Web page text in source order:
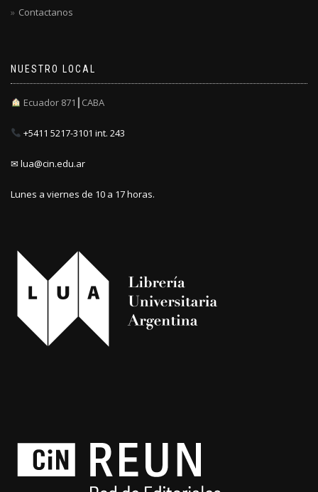
Contactanos
NUESTRO LOCAL
Ecuador 871┃CABA
+5411 5217-3101 int. 243
✉ lua@cin.edu.ar
Lunes a viernes de 10 a 17 horas.